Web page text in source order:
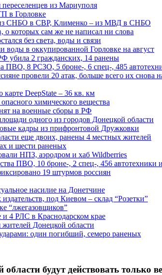
из Мариуполя
в Горловке
из СНБО в СВР, Клименко – из МВД в СНБО
о которых сам же не написал ни слова
без света, воды и связи
воды в оккупированной Горловке на август
убила 2 гражданских, 14 ранены
ПВО, 8 РСЗО, 5 броне-, 6 спец-, 485
провели 20 атак, больше всего их снова
DeepState – 36 кв. км
химического вещества
на военные сборы в РФ
одного из городов Донецкой области
кадры из прифронтовой Дружковки
еще двоих, ранены 4 местных жителей
и шести раненых
НПЗ, аэродром и хаб Wildberries
ПВО, 10 броне-, 2 спец-, 456 автотехники
19 штурмов россиян
насилие на Донетчине
под Киевом – склад “Розетки”
“лжегазовщиков”
4 РЛС в Краснодарском крае
Донецкой области
один погибший, семеро раненых
будут действовать только